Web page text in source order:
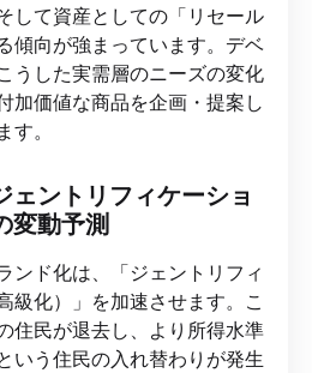
して資産としての「リセール
傾向が強まっています。デベ
うした実需層のニーズの変化
加価値な商品を企画・提案し
。
ェントリフィケーショ
変動予測
ンド化は、「ジェントリフィ
級化）」を加速させます。こ
住民が退去し、より所得水準
いう住民の入れ替わりが発生